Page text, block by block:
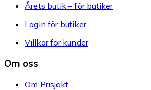
Årets butik – för butiker
Login för butiker
Villkor för kunder
Om oss
Om Prisjakt